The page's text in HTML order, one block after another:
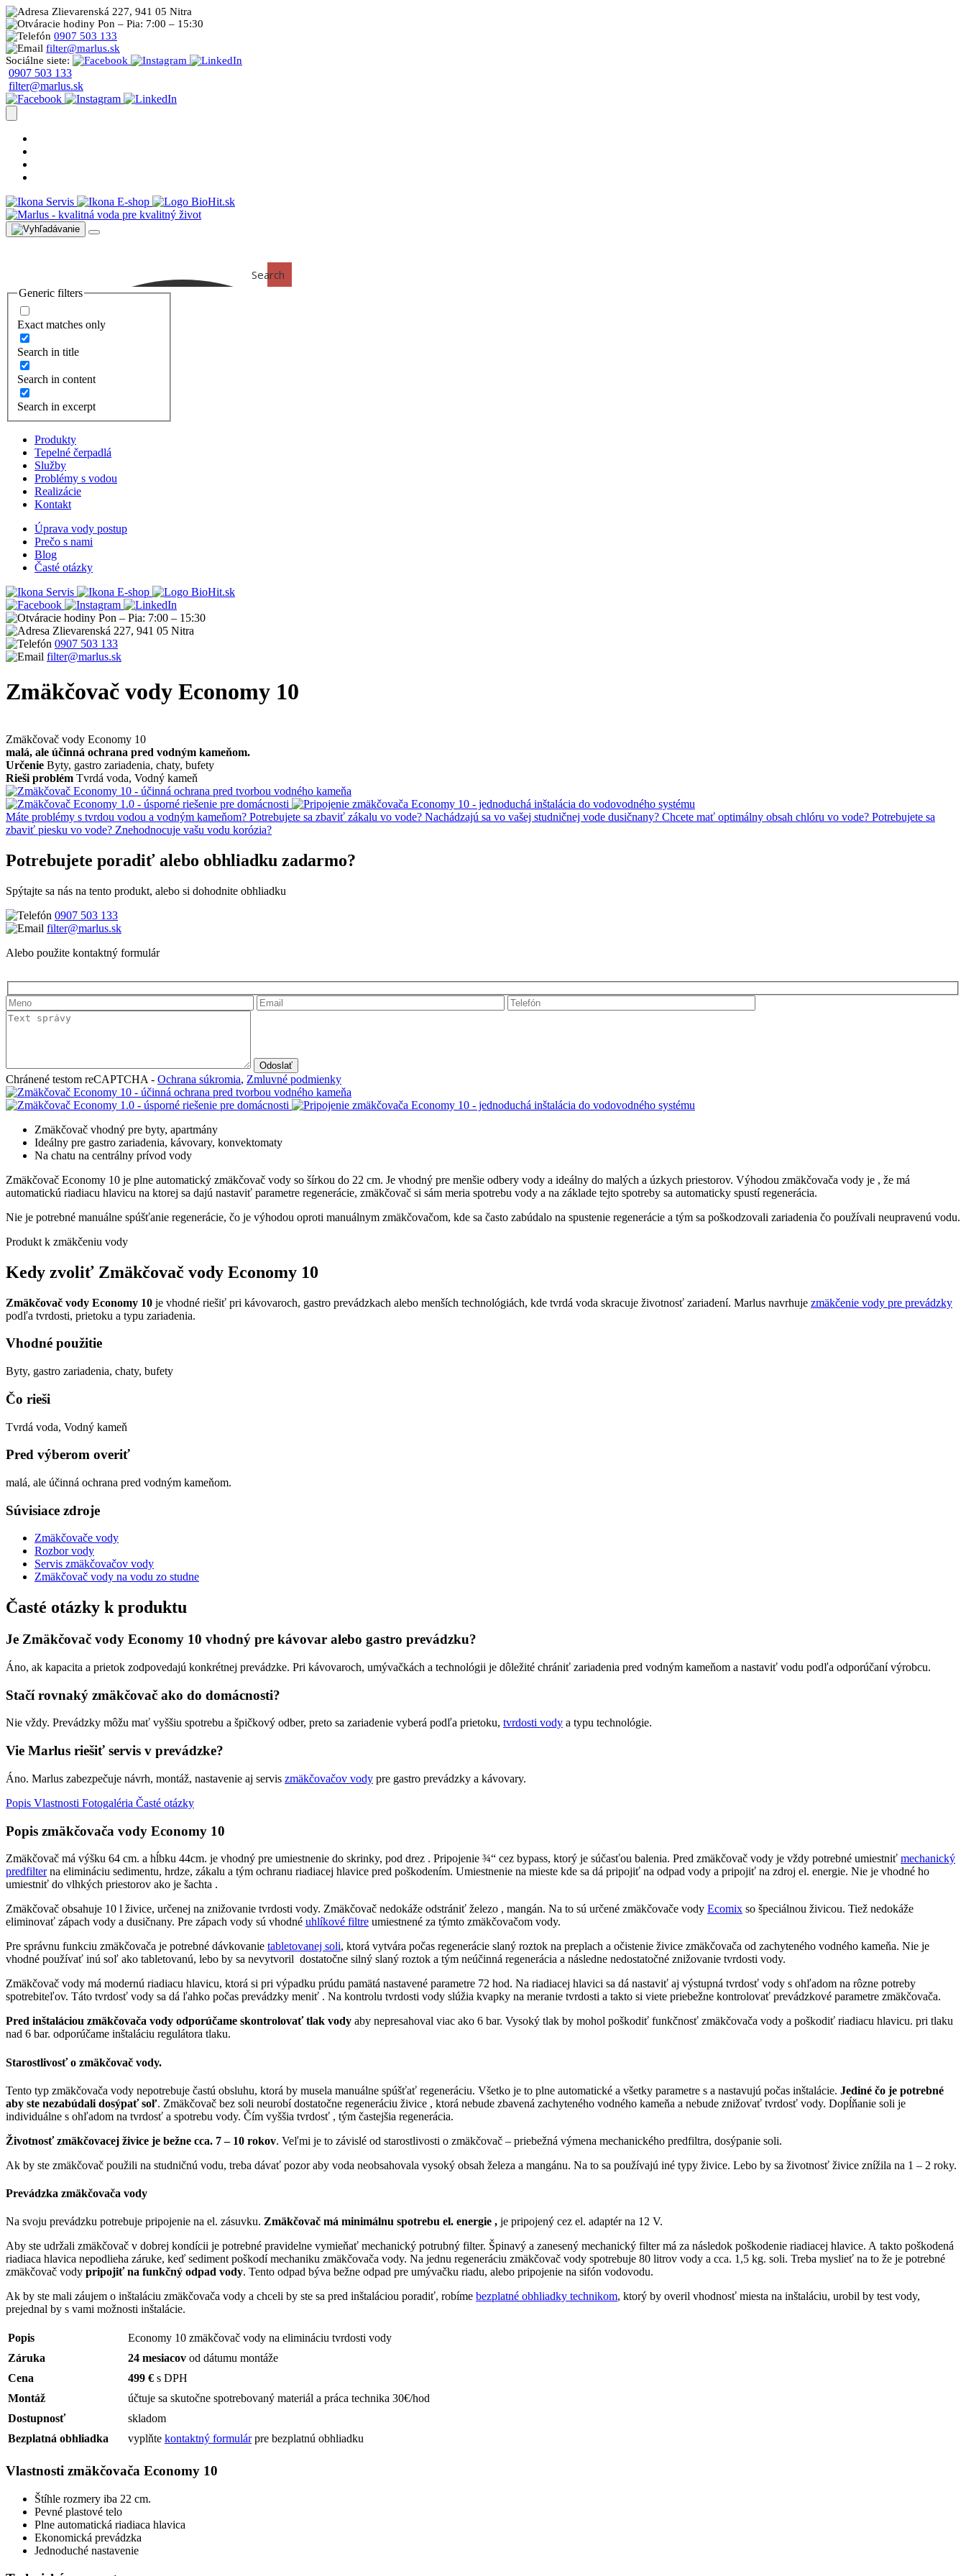
Zlievarenská 227, 941 05 Nitra
Pon – Pia: 7:00 – 15:30
0907 503 133
filter@marlus.sk
Sociálne siete:
0907 503 133
filter@marlus.sk
Servis E-shop
Search
Generic filters
Exact matches only
Search in title
Search in content
Search in excerpt
Produkty
Tepelné čerpadlá
Služby
Problémy s vodou
Realizácie
Kontakt
Úprava vody postup
Prečo s nami
Blog
Časté otázky
Servis
E-shop
Pon – Pia: 7:00 – 15:30
Zlievarenská 227, 941 05 Nitra
0907 503 133
filter@marlus.sk
Zmäkčovač vody Economy 10
Zmäkčovač vody Economy 10
malá, ale účinná ochrana pred vodným kameňom.
Určenie Byty, gastro zariadenia, chaty, bufety
Rieši problém Tvrdá voda, Vodný kameň
Máte problémy s tvrdou vodou a vodným kameňom? Potrebujete sa zbaviť zákalu vo vode? Nachádzajú sa vo vašej studničnej vode dusičnany? Chcete mať optimálny obsah chlóru vo vode? Potrebujete sa
zbaviť piesku vo vode? Znehodnocuje vašu vodu korózia?
Potrebujete poradiť alebo obhliadku zadarmo?
Spýtajte sa nás na tento produkt, alebo si dohodnite obhliadku
0907 503 133
filter@marlus.sk
Alebo použite kontaktný formulár
Chránené testom reCAPTCHA - Ochrana súkromia, Zmluvné podmienky
Zmäkčovač vhodný pre byty, apartmány
Ideálny pre gastro zariadenia, kávovary, konvektomaty
Na chatu na centrálny prívod vody
Zmäkčovač Economy 10 je plne automatický zmäkčovač vody so šírkou do 22 cm. Je vhodný pre menšie odbery vody a ideálny do malých a úzkych priestorov. Výhodou zmäkčovača vody je , že má
automatickú riadiacu hlavicu na ktorej sa dajú nastaviť parametre regenerácie, zmäkčovač si sám meria spotrebu vody a na základe tejto spotreby sa automaticky spustí regenerácia.
Nie je potrebné manuálne spúšťanie regenerácie, čo je výhodou oproti manuálnym zmäkčovačom, kde sa často zabúdalo na spustenie regenerácie a tým sa poškodzovali zariadenia čo používali neupravenú vodu.
Produkt k zmäkčeniu vody
Kedy zvoliť Zmäkčovač vody Economy 10
Zmäkčovač vody Economy 10 je vhodné riešiť pri kávovaroch, gastro prevádzkach alebo menších technológiách, kde tvrdá voda skracuje životnosť zariadení. Marlus navrhuje zmäkčenie vody pre prevádzky
podľa tvrdosti, prietoku a typu zariadenia.
Vhodné použitie
Byty, gastro zariadenia, chaty, bufety
Čo rieši
Tvrdá voda, Vodný kameň
Pred výberom overiť
malá, ale účinná ochrana pred vodným kameňom.
Súvisiace zdroje
Zmäkčovače vody
Rozbor vody
Servis zmäkčovačov vody
Zmäkčovač vody na vodu zo studne
Časté otázky k produktu
Je Zmäkčovač vody Economy 10 vhodný pre kávovar alebo gastro prevádzku?
Áno, ak kapacita a prietok zodpovedajú konkrétnej prevádzke. Pri kávovaroch, umývačkách a technológii je dôležité chrániť zariadenia pred vodným kameňom a nastaviť vodu podľa odporúčaní výrobcu.
Stačí rovnaký zmäkčovač ako do domácnosti?
Nie vždy. Prevádzky môžu mať vyššiu spotrebu a špičkový odber, preto sa zariadenie vyberá podľa prietoku, tvrdosti vody a typu technológie.
Vie Marlus riešiť servis v prevádzke?
Áno. Marlus zabezpečuje návrh, montáž, nastavenie aj servis zmäkčovačov vody pre gastro prevádzky a kávovary.
Popis Vlastnosti Fotogaléria Časté otázky
Popis zmäkčovača vody Economy 10
Zmäkčovač má výšku 64 cm. a hĺbku 44cm. je vhodný pre umiestnenie do skrinky, pod drez . Pripojenie ¾“ cez bypass, ktorý je súčasťou balenia. Pred zmäkčovač vody je vždy potrebné umiestniť mechanický
predfilterna elimináciu sedimentu, hrdze, zákalu a tým ochranu riadiacej hlavice pred poškodením. Umiestnenie na mieste kde sa dá pripojiť na odpad vody a pripojiť na zdroj el. energie. Nie je vhodné ho
umiestniť do vlhkých priestorov ako je šachta .
Zmäkčovač obsahuje 10 l živice, určenej na znižovanie tvrdosti vody. Zmäkčovač nedokáže odstrániť železo , mangán. Na to sú určené zmäkčovače vody Ecomix so špeciálnou živicou. Tiež nedokáže
eliminovať zápach vody a dusičnany. Pre zápach vody sú vhodné uhlíkové filtre umiestnené za týmto zmäkčovačom vody.
Pre správnu funkciu zmäkčovača je potrebné dávkovanie tabletovanej soli, ktorá vytvára počas regenerácie slaný roztok na preplach a očistenie živice zmäkčovača od zachyteného vodného kameňa. Nie je
vhodné používať inú soľ ako tabletovanú, lebo by sa nevytvoril dostatočne silný slaný roztok a tým neúčinná regenerácia a následne nedostatočné znižovanie tvrdosti vody.
Zmäkčovač vody má modernú riadiacu hlavicu, ktorá si pri výpadku prúdu pamätá nastavené parametre 72 hod. Na riadiacej hlavici sa dá nastaviť aj výstupná tvrdosť vody s ohľadom na rôzne potreby
spotrebiteľov. Táto tvrdosť vody sa dá ľahko počas prevádzky meniť . Na kontrolu tvrdosti vody slúžia kvapky na meranie tvrdosti a takto si viete priebežne kontrolovať prevádzkové parametre zmäkčovača.
Pred inštaláciou zmäkčovača vody odporúčame skontrolovať tlak vody aby nepresahoval viac ako 6 bar. Vysoký tlak by mohol poškodiť funkčnosť zmäkčovača vody a poškodiť riadiacu hlavicu. pri tlaku
nad 6 bar. odporúčame inštaláciu regulátora tlaku.
Starostlivosť o zmäkčovač vody.
Tento typ zmäkčovača vody nepotrebuje častú obsluhu, ktorá by musela manuálne spúšťať regeneráciu. Všetko je to plne automatické a všetky parametre s a nastavujú počas inštalácie. Jediné čo je potrebné
aby ste nezabúdali dosýpať soľ. Zmäkčovač bez soli neurobí dostatočne regeneráciu živice , ktorá nebude zbavená zachyteného vodného kameňa a nebude znižovať tvrdosť vody. Dopĺňanie soli je
individuálne s ohľadom na tvrdosť a spotrebu vody. Čím vyššia tvrdosť , tým častejšia regenerácia.
Životnosť zmäkčovacej živice je bežne cca. 7 – 10 rokov. Veľmi je to závislé od starostlivosti o zmäkčovač – priebežná výmena mechanického predfiltra, dosýpanie soli.
Ak by ste zmäkčovač použili na studničnú vodu, treba dávať pozor aby voda neobsahovala vysoký obsah železa a mangánu. Na to sa používajú iné typy živice. Lebo by sa životnosť živice znížila na 1 – 2 roky.
Prevádzka zmäkčovača vody
Na svoju prevádzku potrebuje pripojenie na el. zásuvku. Zmäkčovač má minimálnu spotrebu el. energie , je pripojený cez el. adaptér na 12 V.
Aby ste udržali zmäkčovač v dobrej kondícii je potrebné pravidelne vymieňať mechanický potrubný filter. Špinavý a zanesený mechanický filter má za následok poškodenie riadiacej hlavice. A takto poškodená
riadiaca hlavica nepodlieha záruke, keď sediment poškodí mechaniku zmäkčovača vody. Na jednu regeneráciu zmäkčovač vody spotrebuje 80 litrov vody a cca. 1,5 kg. soli. Treba myslieť na to že je potrebné
zmäkčovač vody pripojiť na funkčný odpad vody. Tento odpad býva bežne odpad pre umývačku riadu, alebo pripojenie na sifón vodovodu.
Ak by ste mali záujem o inštaláciu zmäkčovača vody a chceli by ste sa pred inštaláciou poradiť, robíme bezplatné obhliadky technikom, ktorý by overil vhodnosť miesta na inštaláciu, urobil by test vody,
prejednal by s vami možnosti inštalácie.
Popis
Economy 10 zmäkčovač vody na elimináciu tvrdosti vody
Záruka
24 mesiacov od dátumu montáže
Cena
499 € s DPH
Montáž
účtuje sa skutočne spotrebovaný materiál a práca technika 30€/hod
Dostupnosť
skladom
Bezplatná obhliadka
vyplňte kontaktný formulárpre bezplatnú obhliadku
Vlastnosti zmäkčovača Economy 10
Štíhle rozmery iba 22 cm.
Pevné plastové telo
Plne automatická riadiaca hlavica
Ekonomická prevádzka
Jednoduché nastavenie